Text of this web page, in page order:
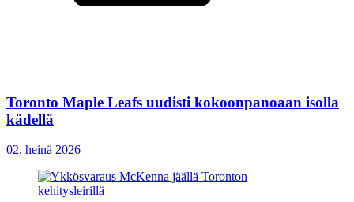
Toronto Maple Leafs uudisti kokoonpanoaan isolla
kädellä
02. heinä 2026